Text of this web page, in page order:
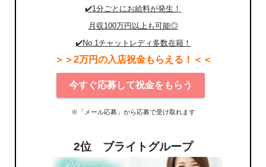
✔️1分ごとにお給料が発生！
月収100万円以上も可能◎
✔️No.1チャットレディ多数在籍！
＞＞2万円の入店祝金もらえる！＜＜
今すぐ応募して祝金をもらう
※「メール応募」から応募で受け取れます
2位 ブライトグループ